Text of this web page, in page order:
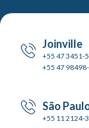
Joinville
+55 47 3451-
+55 47
São
+55 11 2124-